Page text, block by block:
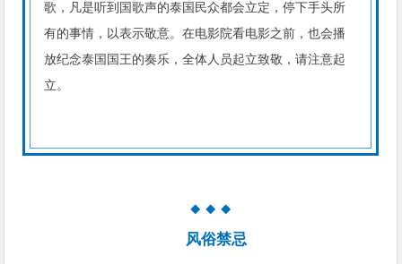
歌，凡是听到国歌声的泰国民众都会立定，停下手头所
有的事情，以表示敬意。在电影院看电影之前，也会播
放纪念泰国国王的奏乐，全体人员起立致敬，请注意起
立。
◆ ◆ ◆
风俗禁忌